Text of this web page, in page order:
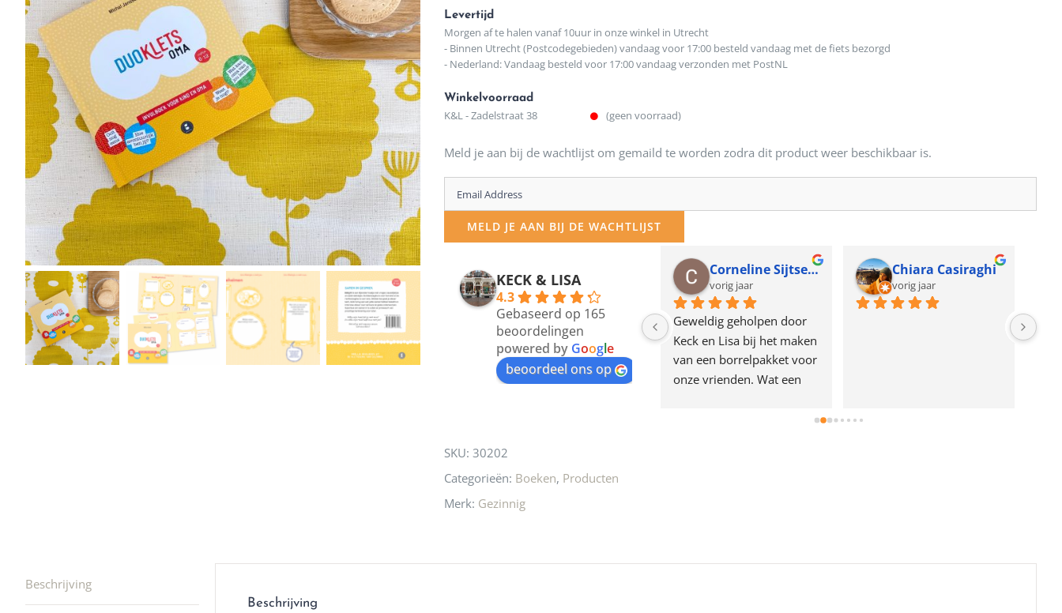
Levertijd
Morgen af te halen vanaf 10uur in onze winkel in Utrecht
- Binnen Utrecht (Postcodegebieden) vandaag voor 17:00 besteld vandaag met de fiets bezorgd
- Nederland: Vandaag besteld voor 17:00 vandaag verzonden met PostNL
Winkelvoorraad
K&L - Zadelstraat 38 (geen voorraad)
Meld je aan bij de wachtlijst om gemaild te worden zodra dit product weer beschikbaar is.
Enter
your
email
MELD JE AAN BIJ DE WACHTLIJST
KECK & LISA
4.3
Gebaseerd op 165
beoordelingen
powered by Google
beoordeel ons op
rosawillemijn
4 maanden geleden
Ik was een dagje in Utrecht
en ik kwam deze leuke
winkel tegen! Ze verkopen
ook heel aardig en gezellig
12 maanden geleden
Waarom in hemelsnaam
de woonwinkel op de
klippen  laten lopen? Waar
moeten nu de design
Corneline Sijtsema
vorig jaar
Geweldig geholpen door
Keck en Lisa bij het maken
van een borrelpakket voor
onze vrienden. Wat een
Chiara Casiraghi
vorig jaar
SKU: 30202
Categorieën: Boeken, Producten
Merk: Gezinnig
Beschrijving
Beschrijving